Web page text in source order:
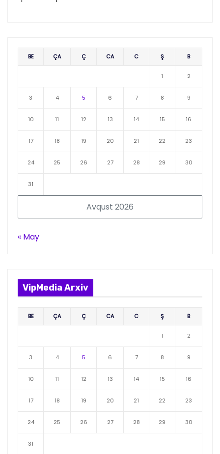
Avqust 2026
BE ÇA Ç CA C Ş B
1 2
3 4 5 6 7 8 9
10 11 12 13 14 15 16
17 18 19 20 21 22 23
24 25 26 27 28 29 30
31
« May
VipMedia Arxiv
BE ÇA Ç CA C Ş B
1 2
3 4 5 6 7 8 9
10 11 12 13 14 15 16
17 18 19 20 21 22 23
24 25 26 27 28 29 30
31